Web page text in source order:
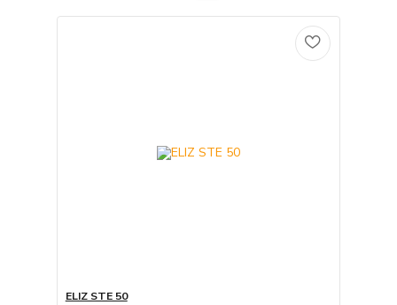
ELIZ STE 50